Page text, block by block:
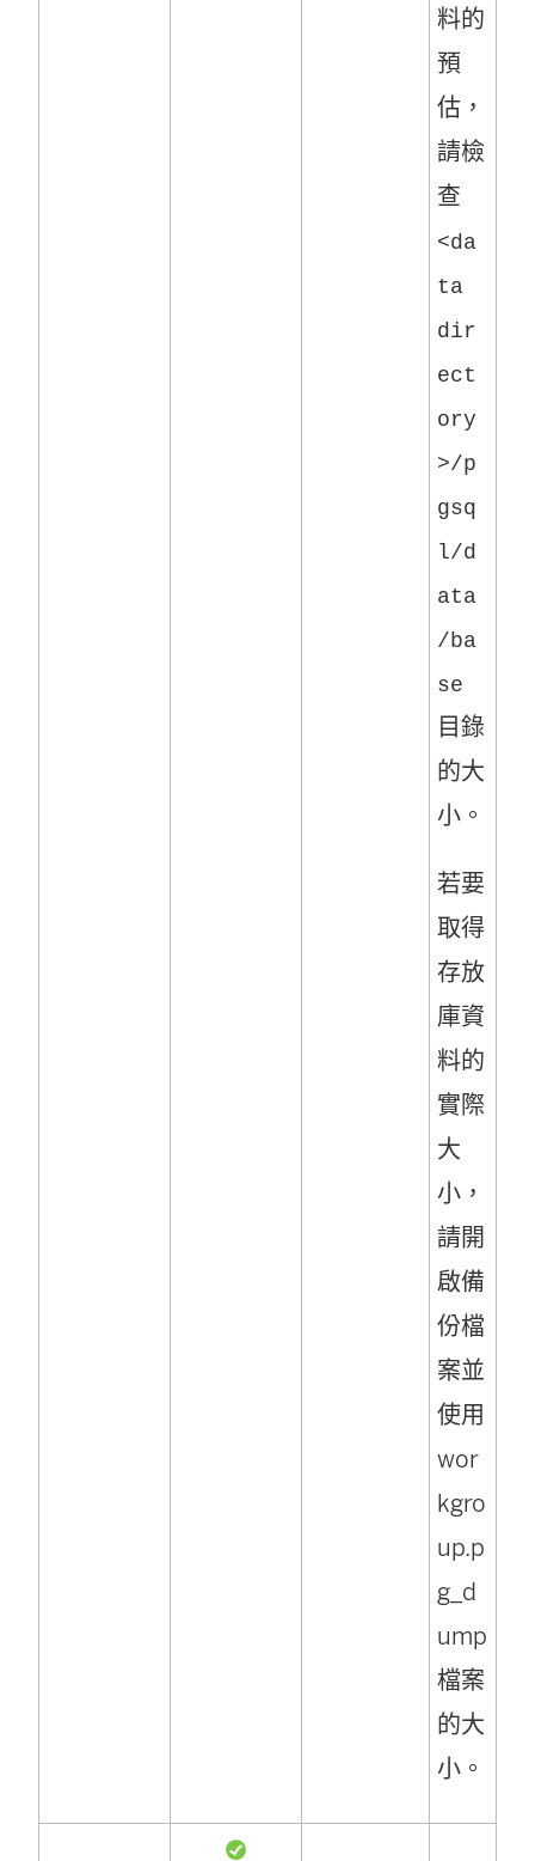
料的
預
估，
請檢
查
<da
ta
dir
ect
ory
>/p
gsq
l/d
ata
/ba
se
目錄
的大
小。
若要
取得
存放
庫資
料的
實際
大
小，
請開
啟備
份檔
案並
使用
wor
kgro
up.p
g_d
ump
檔案
的大
小。